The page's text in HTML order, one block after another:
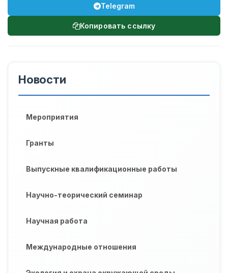
Telegram
Копировать ссылку
Новости
Мероприятия
Гранты
Выпускные квалификационные работы
Научно-теорический семинар
Научная работа
Международные отношения